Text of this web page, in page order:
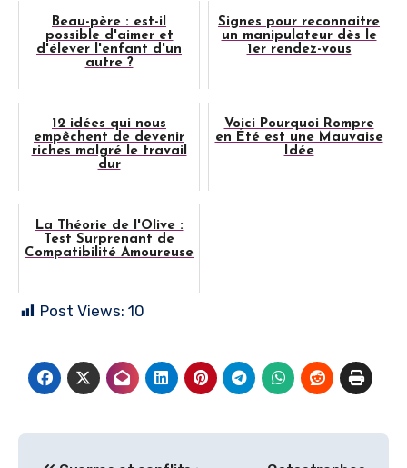
Beau-père : est-il
possible d'aimer et
d'élever l'enfant d'un
autre ?
Signes pour reconnaitre
un manipulateur dès le
1er rendez-vous
12 idées qui nous
empêchent de devenir
riches malgré le travail
dur
Voici Pourquoi Rompre
en Été est une Mauvaise
Idée
La Théorie de l'Olive :
Test Surprenant de
Compatibilité Amoureuse
Post Views: 10